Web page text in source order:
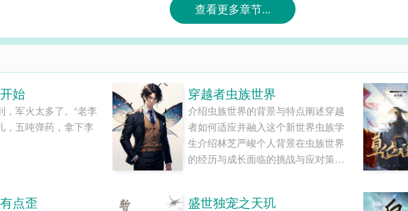
查看更多章节...
始
，军火太多了。“老李
，五吨弹药，拿下李
穿越者虫族世界
介绍虫族世界的背景与特点阐述穿越
者如何适应并融入这个新世界虫族学
生介绍林芝严峻个人背景在虫族世界
的经历与成长面临的挑战与应对策略
凯双胞胎兄弟的异同点在虫族世界的
点歪 盛世独宠之天玑